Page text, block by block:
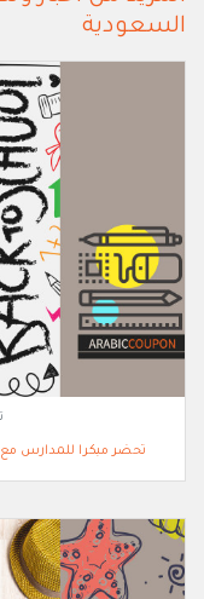
السعودية
تحضر مبكرا للمدارس